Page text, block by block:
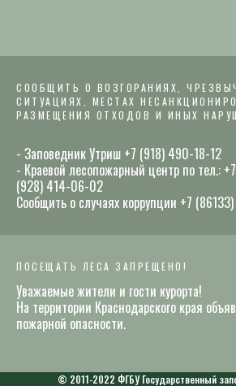
СООБЩИТЬ О ВОЗГОРАНИЯХ,
СИТУАЦИЯХ, МЕСТАХ
РАЗМЕЩЕНИЯ ОТХОДОВ И ИНЫХ
- Заповедник Утриш +7 (918) 490-18-12
- Краевой лесопожарный центр по тел.:
(928) 414-06-02
Сообщить о случаях коррупции +7
ПОСЕЩАТЬ ЛЕСА ЗАПРЕЩЕНО!
Уважаемые жители и гости курорта!
На территории Краснодарского края
пожарной опасности.
© 2011-2022 ФГБУ Государственный